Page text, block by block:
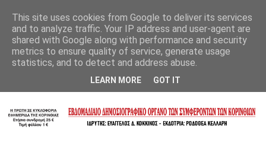
This site uses cookies from Google to deliver its services
and to analyze traffic. Your IP address and user-agent are
shared with Google along with performance and security
metrics to ensure quality of service, generate usage
statistics, and to detect and address abuse.
LEARN MORE GOT IT